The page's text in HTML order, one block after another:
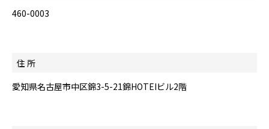
460-0003
住 所
愛知県名古屋市中区錦3-5-21錦HOTEIビル2階